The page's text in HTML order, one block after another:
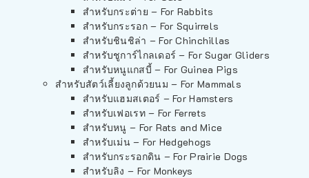
สำหรับกระต่าย – For Rabbits
สำหรับกระรอก – For Squirrels
สำหรับชินชิล่า – For Chinchillas
สำหรับชูการ์ไกลเดอร์ – For Sugar Gliders
สำหรับหนูแกสบี้ – For Guinea Pigs
สำหรับสัตว์เลี้ยงลูกด้วยนม – For Mammals
สำหรับแฮมสเตอร์ – For Hamsters
สำหรับเฟอเรท – For Ferrets
สำหรับหนู – For Rats and Mice
สำหรับเม่น – For Hedgehogs
สำหรับกระรอกดิน – For Prairie Dogs
สำหรับลิง – For Monkeys